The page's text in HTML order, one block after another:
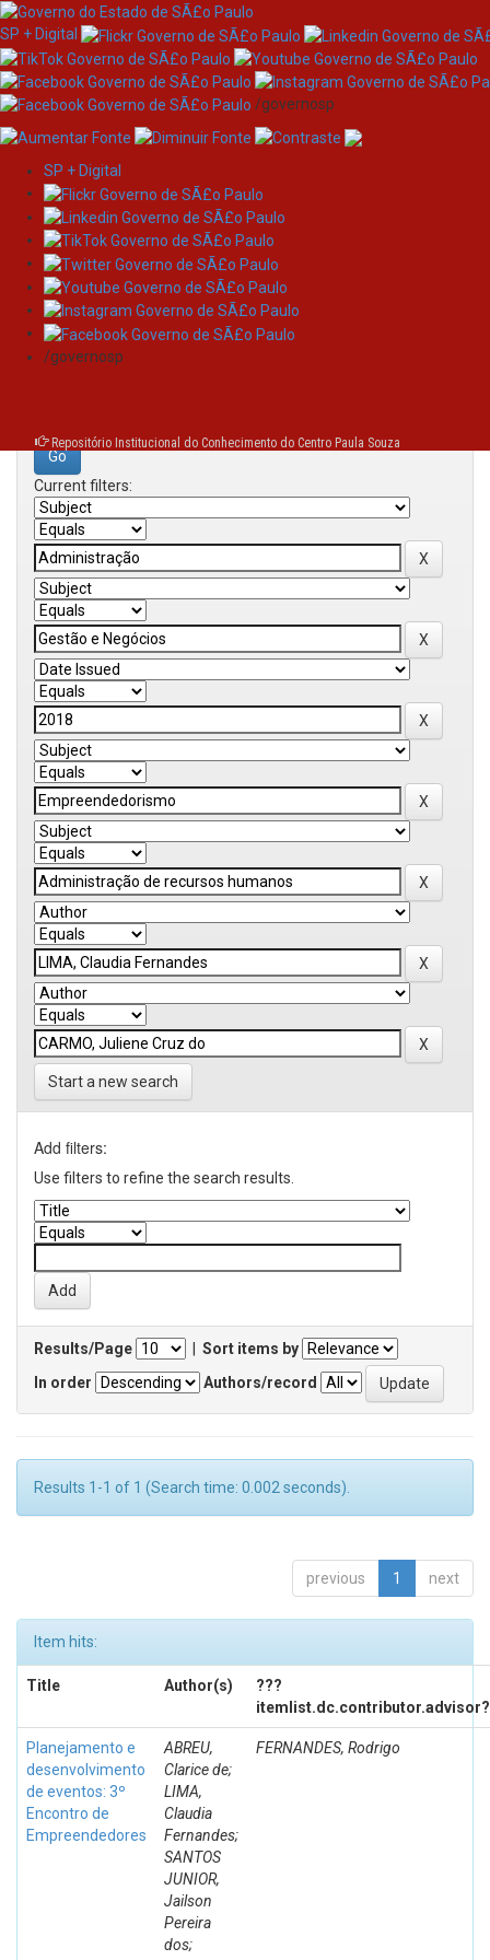
Skip
navigation
SP + Digital
/governosp
SP + Digital
/governosp
Repositório Institucional do Conhecimento do Centro Paula Souza
Search
Search:
Current filters:
Start a new search
Add filters:
Use filters to refine the search results.
Results/Page
Sort items by
In order
Authors/record
Results 1-1 of 1 (Search time: 0.002 seconds).
previous 1 next
Item hits:
Title Author(s)
???
Planejamento e
desenvolvimento
de eventos: 3º
Encontro de
Empreendedores
ABREU,
Clarice de;
LIMA,
Claudia
Fernandes;
SANTOS
JUNIOR,
Jailson
Pereira
dos;
FERNANDES, Rodrigo